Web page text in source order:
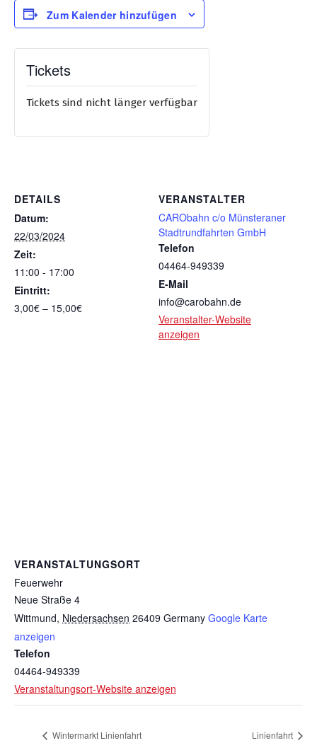
Zum Kalender hinzufügen
DETAILS
Datum:
22/03/2024
Zeit:
11:00 - 17:00
Eintritt:
3,00€ – 15,00€
VERANSTALTER
CARObahn c/o Münsteraner
Stadtrundfahrten GmbH
Telefon
04464-949339
E-Mail
info@carobahn.de
Veranstalter-Website
anzeigen
VERANSTALTUNGSORT
Feuerwehr
Neue Straße 4
Wittmund, Niedersachsen 26409 Germany Google Karte
anzeigen
Telefon
04464-949339
Veranstaltungsort-Website anzeigen
Tickets
Tickets sind nicht länger verfügbar
Wintermarkt Linienfahrt Linienfahrt